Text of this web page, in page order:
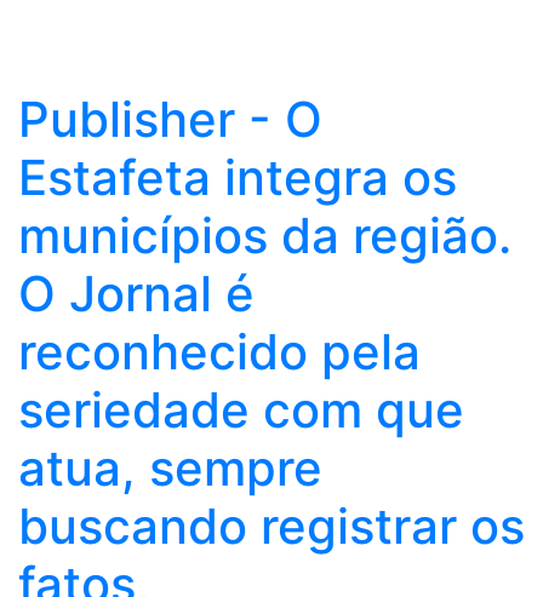
Publisher - O
Estafeta integra os
municípios da região.
O Jornal é
reconhecido pela
seriedade com que
atua, sempre
buscando registrar os
fatos,